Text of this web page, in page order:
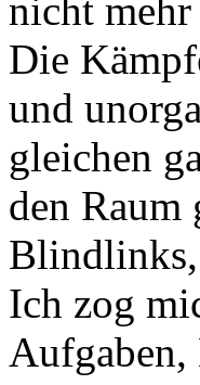
nicht
Die
und
gleichen
den Raum
Blindlinks,
Ich zog
Aufgaben,